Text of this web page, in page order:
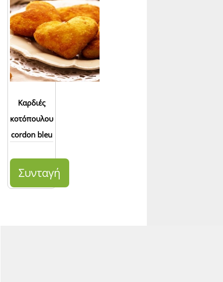
Καρδιές
κοτόπουλου
cordon bleu
Συνταγή